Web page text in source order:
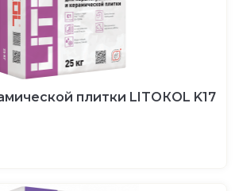
плитки LITOКOL K17